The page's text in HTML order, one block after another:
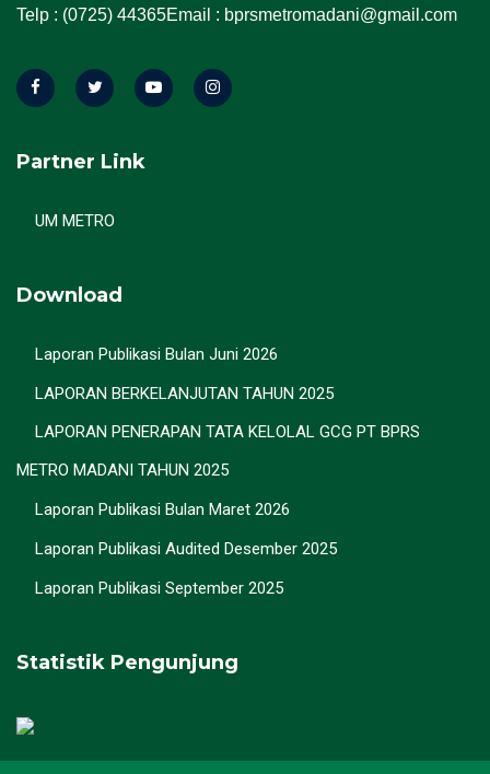
Telp : (0725) 44365Email : bprsmetromadani@gmail.com
Partner Link
UM METRO
Download
Laporan Publikasi Bulan Juni 2026
LAPORAN BERKELANJUTAN TAHUN 2025
LAPORAN PENERAPAN TATA KELOLAL GCG PT BPRS
METRO MADANI TAHUN 2025
Laporan Publikasi Bulan Maret 2026
Laporan Publikasi Audited Desember 2025
Laporan Publikasi September 2025
Statistik Pengunjung